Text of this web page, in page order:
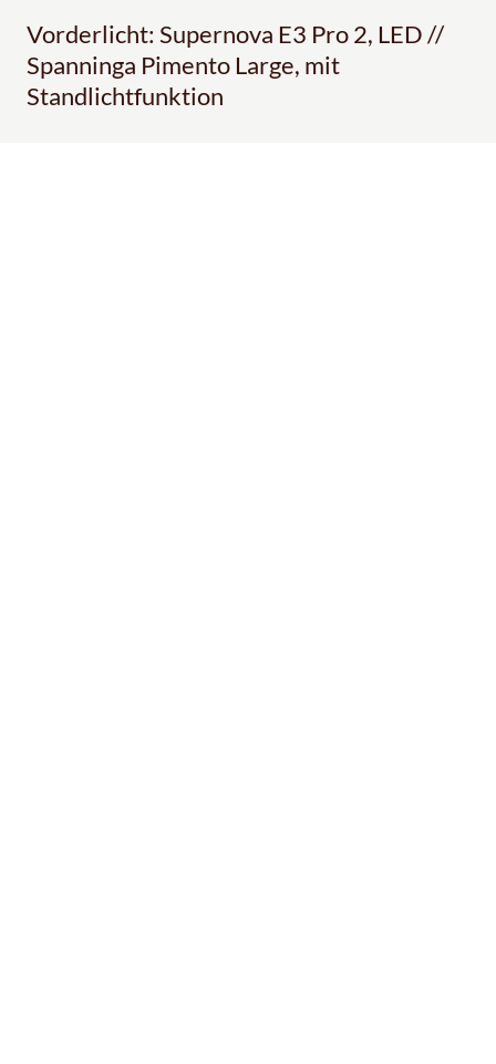
Vorderlicht: Supernova E3 Pro 2, LED //
Spanninga Pimento Large, mit
Standlichtfunktion